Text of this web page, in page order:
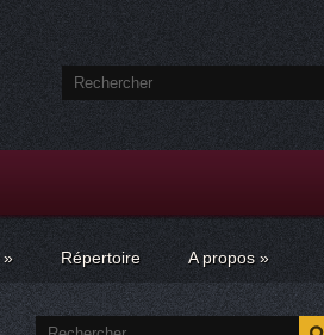
» Répertoire A propos »